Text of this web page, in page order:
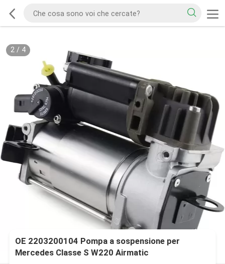
2/ 4
OE 2203200104 Pompa a sospensione per
Mercedes Classe S W220 Airmatic